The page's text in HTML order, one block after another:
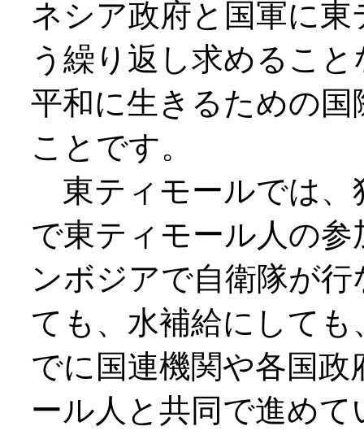
ネシア政府と国軍に
う繰り返し求めるこ
平和に生きるための
ことです。
東ティモールでは、
で東ティモール人の
ンボジアで自衛隊が
ても、水補給にして
でに国連機関や各国
ール人と共同で進め